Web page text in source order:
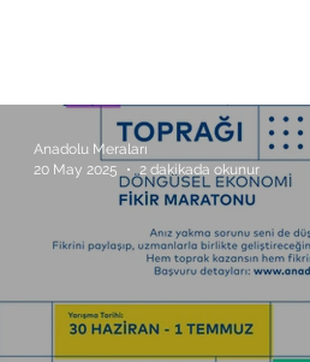
Anadolu Meraları
20 May 2025
2 dakikada okunur